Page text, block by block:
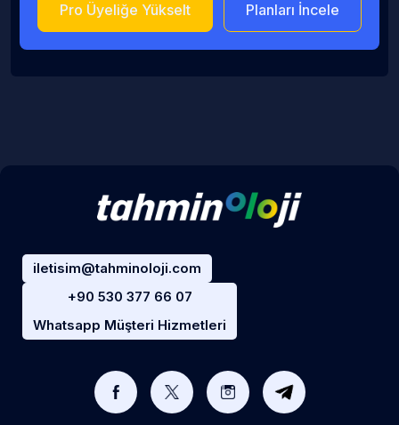
Pro Üyeliğe Yükselt Planları İncele
iletisim@tahminoloji.com
+90 530 377 66 07
Whatsapp Müşteri Hizmetleri